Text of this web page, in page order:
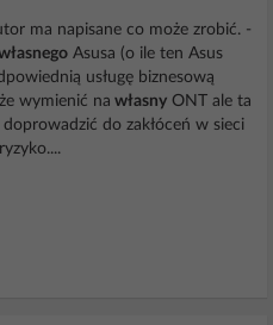
ma napisane co może zrobić. -
Asusa (o ile ten Asus
usługę biznesową
wymienić na własny ONT ale ta
do zakłóceń w sieci